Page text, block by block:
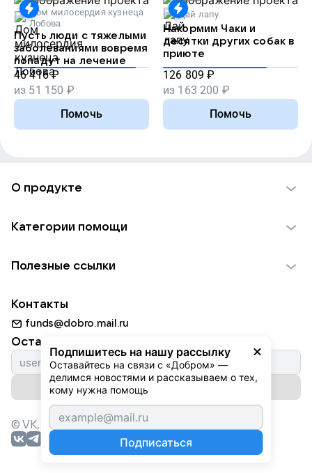
Дом милосердия кузнеца
Лобова
Пусть люди с тяжелыми
заболеваниями вовремя
попадут на лечение
46 416 ₽
из 51 150 ₽
Помочь
Дай лапу
Накормим Чаки и
десятки других собак в
приюте
126 809 ₽
из 163 200 ₽
Помочь
Подпишитесь на нашу рассылку
Оставайтесь на связи с «Добром» —
делимся новостями и рассказываем о тех,
кому нужна помощь
Подписаться
О продукте
Использование материалов
Для НКО
Партнерам
Категории помощи
Пожилым
Животным
Природе
Культуре
Фондам
Полезные ссылки
Добрый день
Истории
Автоплатежи
Контакты
funds@dobro.mail.ru
Оставайтесь с нами
Подписаться на рассылку
© VK, 2026г. Все права защищены.